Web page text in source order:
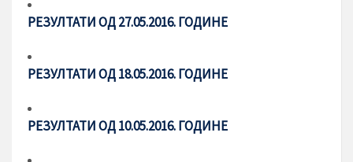
РЕЗУЛТАТИ ОД 27.05.2016. ГОДИНЕ
РЕЗУЛТАТИ ОД 18.05.2016. ГОДИНЕ
РЕЗУЛТАТИ ОД 10.05.2016. ГОДИНЕ